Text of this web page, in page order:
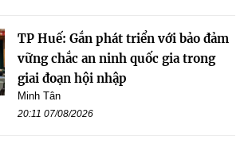
TP Huế: Gắn phát triển với bảo đảm
vững chắc an ninh quốc gia trong
giai đoạn hội nhập
Minh Tân
20:11 07/08/2026